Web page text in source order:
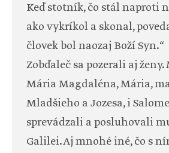
Keď stotník, čo stál naproti
ako vykríkol a skonal,
človek bol naozaj Boží Syn.“
Zobďaleč sa pozerali aj
Mária Magdaléna, Mária,
Mladšieho a Jozesa, i
sprevádzali a posluhovali
Galilei. Aj mnohé iné, čo s